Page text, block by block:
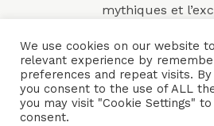
l’article
suivant :mythiques et
HOME BANDS CONCERTS
PRESS
We use cookies on our website
relevant experience by
preferences and repeat visits. By
you consent to the use of ALL
you may visit "Cookie Settings"
consent.